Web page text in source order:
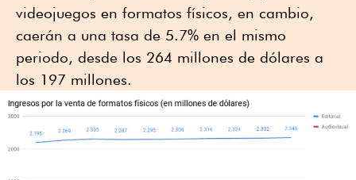
videojuegos en formatos físicos, en cambio,
caerán a una tasa de 5.7% en el mismo
periodo, desde los 264 millones de dólares a
los 197 millones.